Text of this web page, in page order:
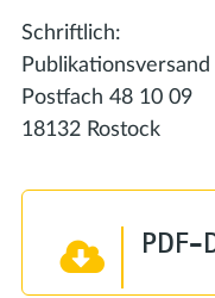
Schriftlich:
Postfach 48 10 09
18132 Rostock
PDF-